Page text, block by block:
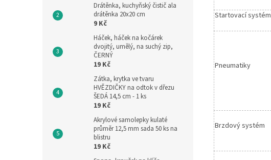
Drátěnka, kuchyňský čistič ala
drátěnka 20x20 cm
9 Kč
Háček, háček na kočárek
dvojitý, umělý, na suchý zip,
ČERNÝ
19 Kč
Zátka, krytka ve tvaru
HVĚZDIČKY na odtok v dřezu
ŠEDÁ 14,5 cm - 1 ks
19 Kč
Akrylové samolepky kulaté
průměr 12,5 mm sada 50 ks na
blistru
19 Kč
Startovací systém
Pneumatiky
Brzdový systém